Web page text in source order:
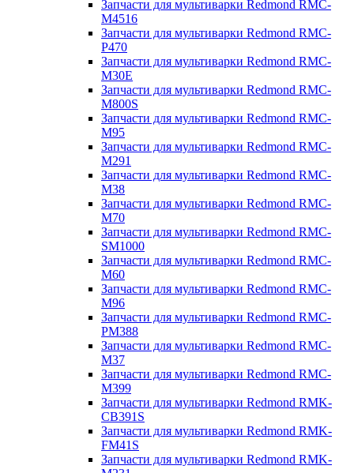
Запчасти для мультиварки Redmond RMC-
M4516
Запчасти для мультиварки Redmond RMC-
P470
Запчасти для мультиварки Redmond RMC-
M30E
Запчасти для мультиварки Redmond RMC-
M800S
Запчасти для мультиварки Redmond RMC-
M95
Запчасти для мультиварки Redmond RMC-
M291
Запчасти для мультиварки Redmond RMC-
M38
Запчасти для мультиварки Redmond RMC-
M70
Запчасти для мультиварки Redmond RMC-
SM1000
Запчасти для мультиварки Redmond RMC-
M60
Запчасти для мультиварки Redmond RMC-
M96
Запчасти для мультиварки Redmond RMC-
PM388
Запчасти для мультиварки Redmond RMC-
M37
Запчасти для мультиварки Redmond RMC-
M399
Запчасти для мультиварки Redmond RMK-
CB391S
Запчасти для мультиварки Redmond RMK-
FM41S
Запчасти для мультиварки Redmond RMK-